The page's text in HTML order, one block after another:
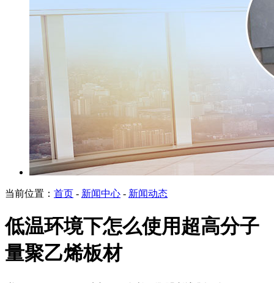
当前位置： 首页 - 新闻中心 - 新闻动态
低温环境下怎么使用超高分子
量聚乙烯板材